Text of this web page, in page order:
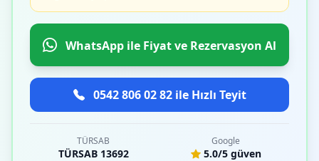
WhatsApp ile Fiyat ve Rezervasyon Al
0542 806 02 82 ile Hızlı Teyit
TÜRSAB
TÜRSAB 13692
Google
5.0/5 güven